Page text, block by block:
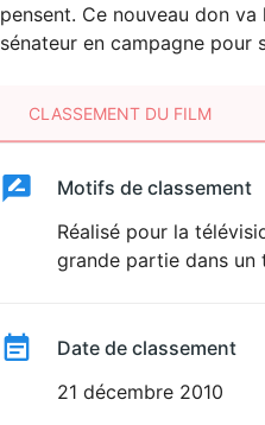
pensent. Ce nouveau don
sénateur en campagne pour
CLASSEMENT DU FILM
ClassementClassement
Motifs de classement
Réalisé pour la
grande partie dans un
Date de classement
21 décembre 2010